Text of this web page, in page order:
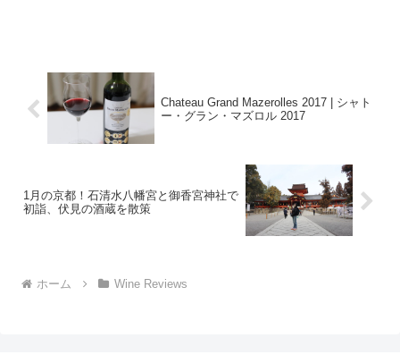
Chateau Grand Mazerolles 2017 | シャト
ー・グラン・マズロル 2017
1月の京都！石清水八幡宮と御香宮神社で
初詣、伏見の酒蔵を散策
ホーム Wine Reviews